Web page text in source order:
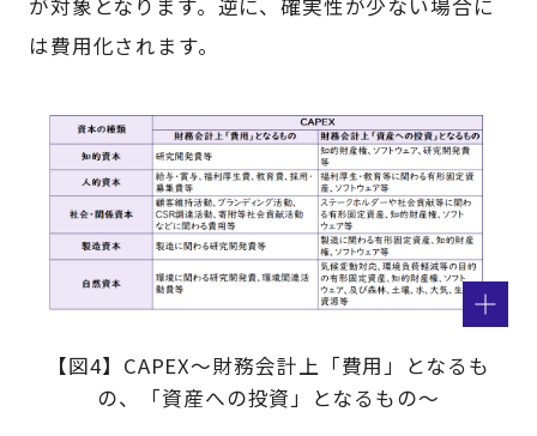
が対象となります。逆に、確実性が少ない場合に
は費用化されます。
【図4】CAPEX～財務会計上「費用」となるも
の、「資産への投資」となるもの～